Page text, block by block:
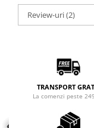
Review-uri(2)
TRANSPORT
La comenzi peste